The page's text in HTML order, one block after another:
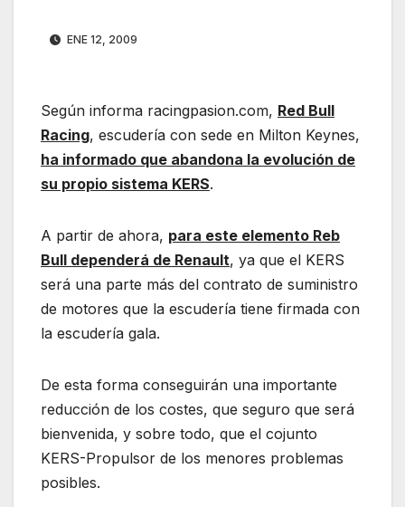
ENE 12, 2009
Según informa racingpasion.com, Red Bull
Racing, escudería con sede en Milton Keynes,
ha informado que abandona la evolución de
su propio sistema KERS.
A partir de ahora, para este elemento Reb
Bull dependerá de Renault, ya que el KERS
será una parte más del contrato de suministro
de motores que la escudería tiene firmada con
la escudería gala.
De esta forma conseguirán una importante
reducción de los costes, que seguro que será
bienvenida, y sobre todo, que el cojunto
KERS-Propulsor de los menores problemas
posibles.